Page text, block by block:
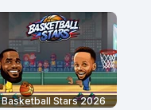
Basketball Stars 2026